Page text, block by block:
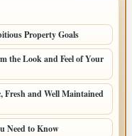
Property Goals
the Look and Feel of Your
Fresh and Well Maintained
Need to Know